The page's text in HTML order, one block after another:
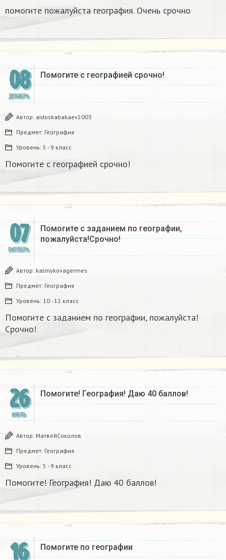
помогите пожалуйста география. Очень срочно ​
08
ДЕКАБРЬ
Помогите с географией срочно!
Автор: aidoskabakaev2003
Предмет: География
Уровень: 5 - 9 класс
Помогите с географией срочно!
07
ОКТЯБРЬ
Помогите с заданием по географии,
пожалуйста!Срочно!
Автор: kalmykovagermes
Предмет: География
Уровень: 10 - 11 класс
Помогите с заданием по географии, пожалуйста!
Срочно!
26
ИЮЛЬ
Помогите! География! Даю 40 баллов!
Автор: МатвейСоколов
Предмет: География
Уровень: 5 - 9 класс
Помогите! География! Даю 40 баллов!
16 Помогите по географии ​